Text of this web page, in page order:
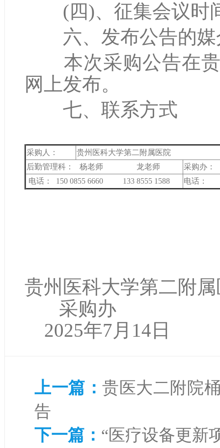
(四)、征集会议时
六、发布公告的媒
本次采购公告在贵
网上发布。
七、联系方式
采购人：
贵州医科大学第二附属医院
后勤管理科： 杨老师 龙老师
采购办：
电话： 150 0855 6660 133 8555 1588
电话：
贵州医科大学第二附
采购办
2025年7月14日
上一篇：贵医大二附院
告
下一篇： “医疗设备更新